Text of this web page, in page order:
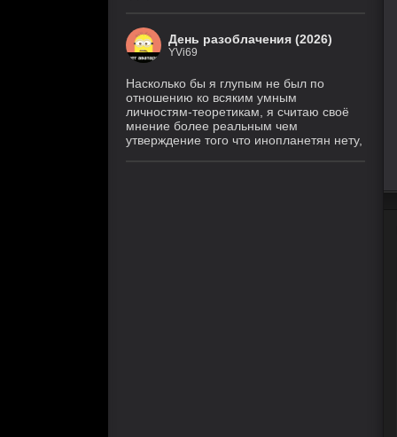
День разоблачения (2026)
YVi69
Насколько бы я глупым не был по
отношению ко всяким умным
личностям-теоретикам, я считаю своё
мнение более реальным чем
утверждение того что инопланетян нету,